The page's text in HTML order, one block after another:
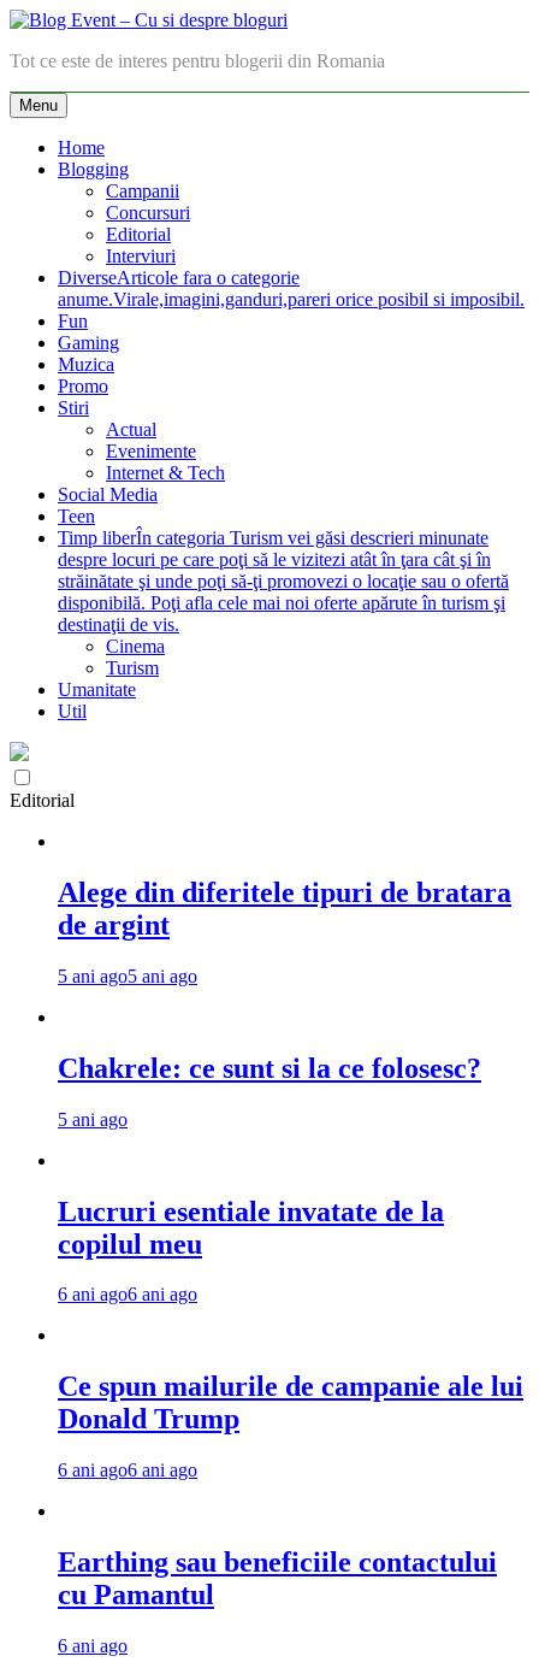
Skip
content
Blog Event – Cu si despre bloguri
Tot ce este de interes pentru blogerii din Romania
Menu
Home
Blogging
Campanii
Concursuri
Editorial
Interviuri
DiverseArticole fara o categorie
anume.Virale,imagini,ganduri,pareri orice posibil si imposibil.
Fun
Gaming
Muzica
Promo
Stiri
Actual
Evenimente
Internet & Tech
Social Media
Teen
Timp liberÎn categoria Turism vei găsi descrieri minunate
despre locuri pe care poţi să le vizitezi atât în ţara cât şi în
străinătate şi unde poţi să-ţi promovezi o locaţie sau o ofertă
disponibilă. Poţi afla cele mai noi oferte apărute în turism şi
destinaţii de vis.
Cinema
Turism
Umanitate
Util
Editorial
Alege din diferitele tipuri de bratara
de argint
5 ani ago5 ani ago
Chakrele: ce sunt si la ce folosesc?
5 ani ago
Lucruri esentiale invatate de la
copilul meu
6 ani ago6 ani ago
Ce spun mailurile de campanie ale lui
Donald Trump
6 ani ago6 ani ago
Earthing sau beneficiile contactului
cu Pamantul
6 ani ago